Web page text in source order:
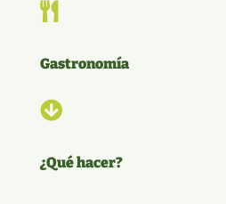

Gastronomía

¿Qué hacer?